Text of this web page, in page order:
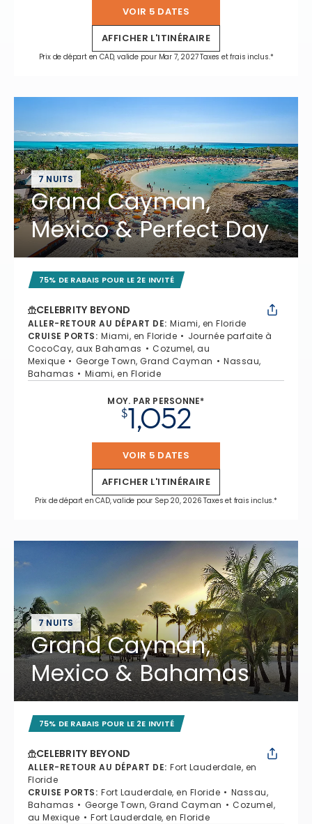
VOIR 5 DATES
AFFICHER L'ITINÉRAIRE
Prix de départ en CAD, valide pour Mar 7, 2027 Taxes et frais inclus.*
7 NUITS
Grand Cayman,
Mexico & Perfect Day
75% DE RABAIS POUR LE 2E INVITÉ
CELEBRITY BEYOND
ALLER-RETOUR AU DÉPART DE: Miami, en Floride
CRUISE PORTS: Miami, en Floride
Journée parfaite à
CocoCay, aux Bahamas
Cozumel, au
Mexique
George Town, Grand Cayman
Nassau,
Bahamas
Miami, en Floride
MOY. PAR PERSONNE*
$1,052
VOIR 5 DATES
AFFICHER L'ITINÉRAIRE
Prix de départ en CAD, valide pour Sep 20, 2026 Taxes et frais inclus.*
7 NUITS
Grand Cayman,
Mexico & Bahamas
75% DE RABAIS POUR LE 2E INVITÉ
CELEBRITY BEYOND
ALLER-RETOUR AU DÉPART DE: Fort Lauderdale, en
Floride
CRUISE PORTS: Fort Lauderdale, en Floride
Nassau,
Bahamas
George Town, Grand Cayman
Cozumel,
au Mexique
Fort Lauderdale, en Floride